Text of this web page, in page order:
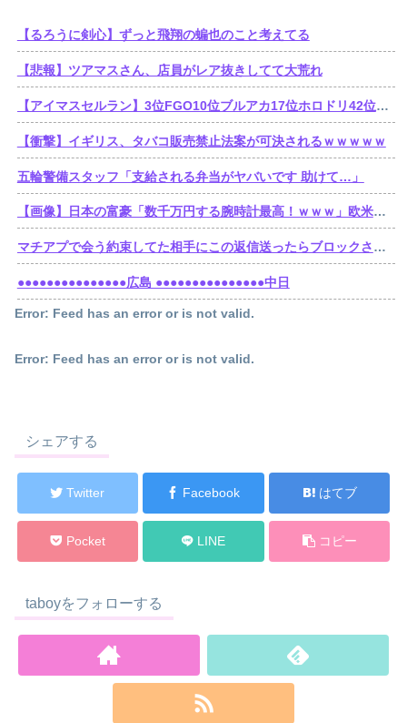
【るろうに剣心】ずっと飛翔の蝙也のこと考えてる
【悲報】ツアマスさん、店員がレア抜きしてて大荒れ
【アイマスセルラン】3位FGO10位ブルアカ17位ホロドリ42位スタレ103位学マス240位シャニソン449位シャニマス489位デレステ490位ミリシタ
【衝撃】イギリス、タバコ販売禁止法案が可決されるｗｗｗｗｗ
五輪警備スタッフ「支給される弁当がヤバいです 助けて…」
【画像】日本の富豪「数千万円する腕時計最高！ｗｗｗ」欧米の大富豪「…」
マチアプで会う約束してた相手にこの返信送ったらブロックされたんやが
●●●●●●●●●●●●●●●広島 ●●●●●●●●●●●●●●●中日
Error: Feed has an error or is not valid.
Error: Feed has an error or is not valid.
シェアする
Twitter Facebook はてブ
Pocket LINE コピー
taboyをフォローする